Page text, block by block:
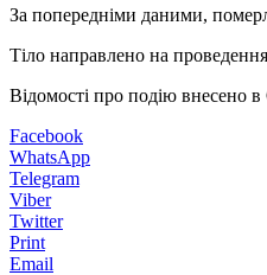
За попередніми даними,
Тіло направлено на
Відомості про подію внесено
Facebook
WhatsApp
Telegram
Viber
Twitter
Print
Email